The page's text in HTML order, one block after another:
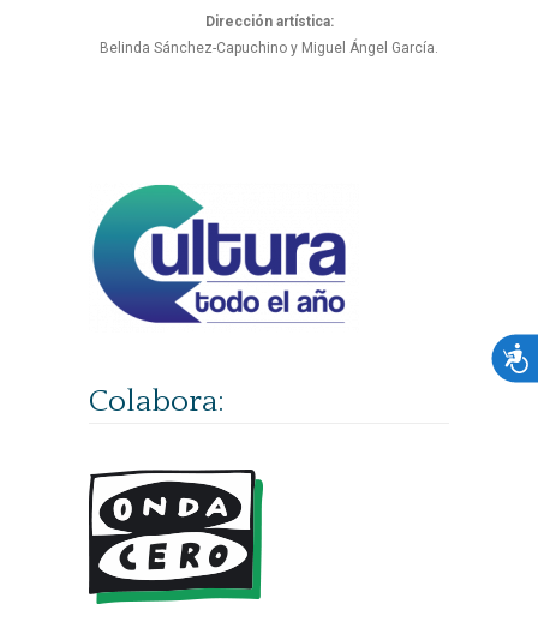
Dirección artística:
Belinda Sánchez-Capuchino y Miguel Ángel García.
Colabora: